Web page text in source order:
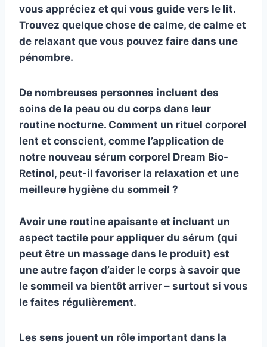
vous appréciez et qui vous guide vers le lit.
Trouvez quelque chose de calme, de calme et
de relaxant que vous pouvez faire dans une
pénombre.
De nombreuses personnes incluent des
soins de la peau ou du corps dans leur
routine nocturne. Comment un rituel corporel
lent et conscient, comme l’application de
notre nouveau sérum corporel Dream Bio-
Retinol, peut-il favoriser la relaxation et une
meilleure hygiène du sommeil ?
Avoir une routine apaisante et incluant un
aspect tactile pour appliquer du sérum (qui
peut être un massage dans le produit) est
une autre façon d’aider le corps à savoir que
le sommeil va bientôt arriver – surtout si vous
le faites régulièrement.
Les sens jouent un rôle important dans la